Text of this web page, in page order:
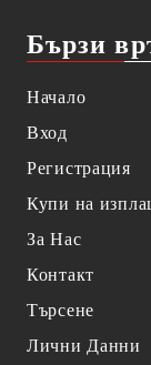
Бързи
Начало
Вход
Регистрация
Купи на
За Нас
Контакт
Търсене
Лични Данни